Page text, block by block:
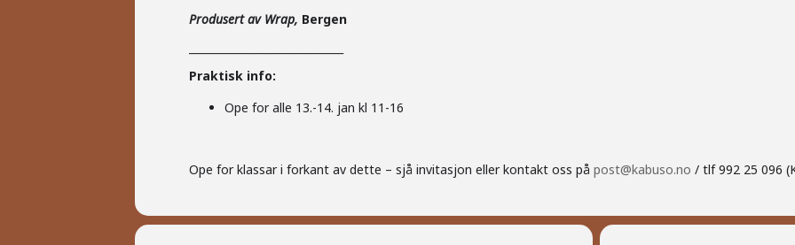
Produsert av Wrap, Bergen
Praktisk info:
Ope for alle 13.-14. jan kl 11-16
Ope for klassar i forkant av dette – sjå invitasjon eller kontakt oss på post@kabuso.no / tlf 992 25 096